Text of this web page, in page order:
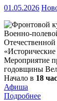
01.05.2026
Военно-
Мероприятие
годовщины
Начало в 18
Афиша
Подробнее